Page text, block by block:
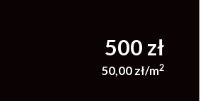
500 zł
50,00 zł/m2